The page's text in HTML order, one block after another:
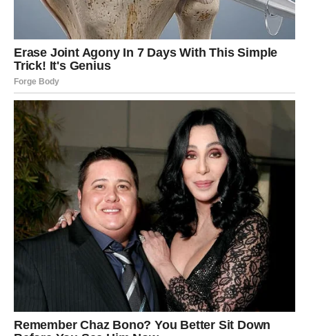
Pred vama su veoma intenzivni trenuci.
STRIJELAC
Nova energija donosi vam spontane susrete i mnogo
pozitivnih emocija.
Jedna osoba vraća vam optimizam i vjeru da ljubav može
biti jednostavna i iskrena.
Sreća vam dolazi neočekivano
Pred vama su veoma lijepi trenuci.
JARAC
Jarčevi konačno dobijaju ljubav koja donosi sigurnost i
poštovanje.